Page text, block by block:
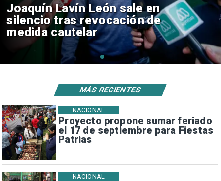
Chile y Venezuela formalizan
reinicio de relaciones
consulares
Proyecto propone sumar feriado
el 17 de septiembre para Fiestas
Patrias
NACIONAL
NACIONAL
MÁS RECIENTES